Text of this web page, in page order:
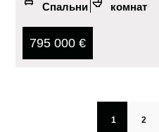
Спальни
комнат
795 000 €
1 2